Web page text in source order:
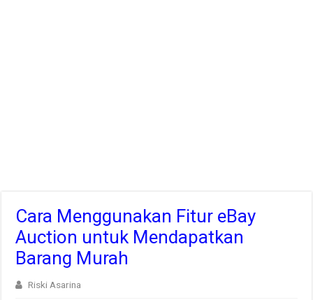
Cara Menggunakan Fitur eBay
Auction untuk Mendapatkan
Barang Murah
Riski Asarina